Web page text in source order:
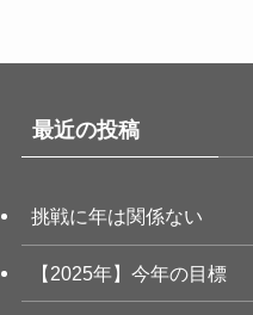
最近の投稿
挑戦に年は関係ない
【2025年】今年の目標